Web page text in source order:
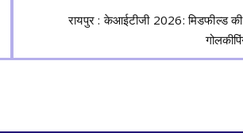
रायपुर : केआईटीजी 2026: मिडफील्ड